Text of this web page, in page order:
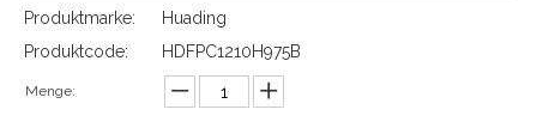
Produktmarke:
Huading
Produktcode:
HDFPC1210H975B
Menge: